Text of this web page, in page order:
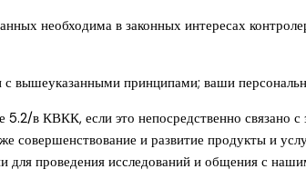
необходима в законных интересах
с вышеуказанными принципами; ваши
5.2/в КВКК, если это непосредственно
совершенствование и развитие продукты и
для проведения исследований и общения с